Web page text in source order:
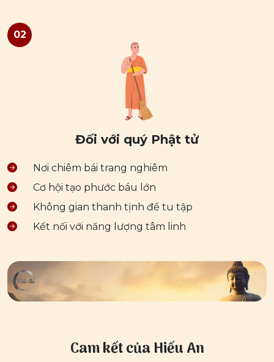
Đối với quý Phật tử
Nơi chiêm bái trang nghiêm
Cơ hội tạo phước báu lớn
Không gian thanh tịnh để tu tập
Kết nối với năng lượng tâm linh
02
Cam kết của Hiếu An